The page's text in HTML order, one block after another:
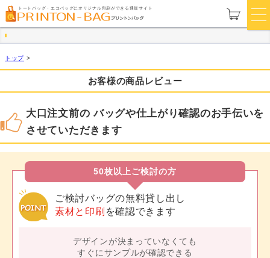
トートバッグ・エコバッグにオリジナル印刷ができる通販サイト
トップ >
お客様の商品レビュー
大口注文前の バッグや仕上がり確認のお手伝いを
させていただきます
50枚以上ご検討の方
ご検討バッグの無料貸し出し
素材と印刷 を確認できます
デザインが決まっていなくても
すぐにサンプルが確認できる